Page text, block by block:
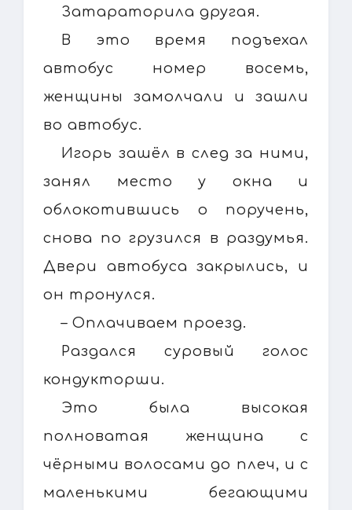
Затараторила другая.
В это время подъехал
автобус номер восемь,
женщины замолчали и зашли
во автобус.
Игорь зашёл в след за ними,
занял место у окна и
облокотившись о поручень,
снова по грузился в раздумья.
Двери автобуса закрылись, и
он тронулся.
– Оплачиваем проезд.
Раздался суровый голос
кондукторши.
Это была высокая
полноватая женщина с
чёрными волосами до плеч, и с
маленькими бегающими